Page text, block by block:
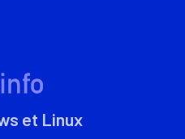
et Linux